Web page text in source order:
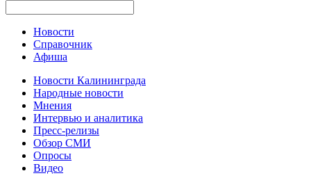
Новости
Справочник
Афиша
Новости Калининграда
Народные новости
Мнения
Интервью и аналитика
Пресс-релизы
Обзор СМИ
Опросы
Видео